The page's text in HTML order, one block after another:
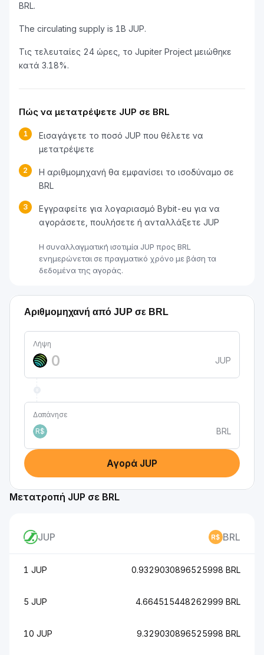
BRL.
The circulating supply is 1B JUP.
Τις τελευταίες 24 ώρες, το Jupiter Project μειώθηκε
κατά 3.18%.
Πώς να μετατρέψετε JUP σε BRL
1
Εισαγάγετε το ποσό JUP που θέλετε να
μετατρέψετε
2
Η αριθμομηχανή θα εμφανίσει το ισοδύναμο σε
BRL
3
Εγγραφείτε για λογαριασμό Bybit-eu για να
αγοράσετε, πουλήσετε ή ανταλλάξετε JUP
Η συναλλαγματική ισοτιμία JUP προς BRL
ενημερώνεται σε πραγματικό χρόνο με βάση τα
δεδομένα της αγοράς.
Αριθμομηχανή από JUP σε BRL
Λήψη
JUP
Δαπάνησε
R$
BRL
Αγορά JUP
Μετατροπή JUP σε BRL
JUP BRL
1 JUP 0.9329030896525998 BRL
5 JUP 4.664515448262999 BRL
10 JUP 9.329030896525998 BRL